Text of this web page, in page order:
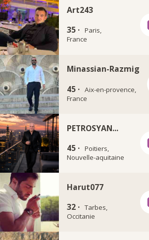
Art243
35 · Paris,
France
Minassian-Razmig
45 · Aix-en-provence,
France
PETROSYAN...
45 · Poitiers,
Nouvelle-aquitaine
Harut077
32 · Tarbes,
Occitanie